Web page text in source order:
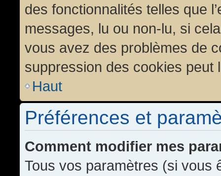
des fonctionnalités telles que
messages, lu ou non-lu, si
vous avez des problèmes de
suppression des cookies peut
Haut
Préférences et
Comment modifier mes
Tous vos paramètres (si vous